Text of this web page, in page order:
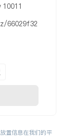
66029f32
置信息在我们的平